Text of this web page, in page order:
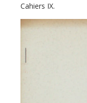
Cahiers IX.